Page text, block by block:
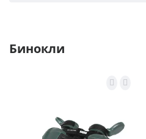
Бинокли